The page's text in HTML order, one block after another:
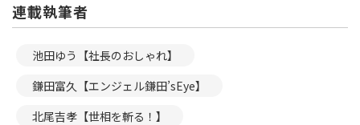
連載執筆者
池田ゆう【社長のおしゃれ】
鎌田富久【エンジェル鎌田’sEye】
北尾吉孝【世相を斬る！】